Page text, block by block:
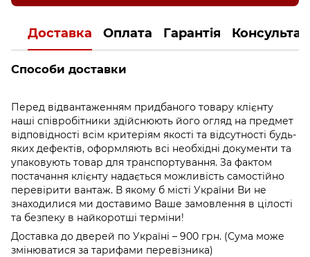
Доставка Оплата Гарантія
Способи доставки
Перед відвантаженням придбаного товару клієнту
наші співробітники здійснюють його огляд на предмет
відповідності всім критеріям якості та відсутності будь-
яких дефектів, оформляють всі необхідні документи та
упаковують товар для транспортування. За фактом
постачання клієнту надається можливість самостійно
перевірити вантаж. В якому б місті України Ви не
знаходилися ми доставимо Ваше замовлення в цілості
та безпеку в найкоротші терміни!
Доставка до дверей по Україні – 900 грн. (Сума може
змінюватися за тарифами перевізника)